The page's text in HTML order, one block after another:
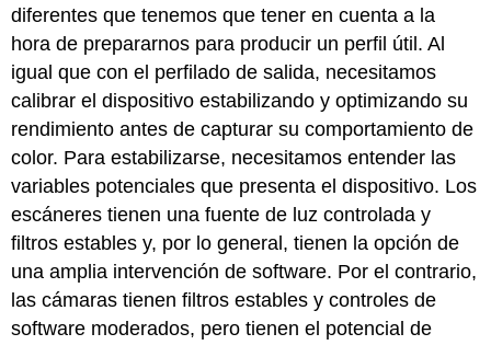
diferentes que tenemos que tener en cuenta a la
hora de prepararnos para producir un perfil útil. Al
igual que con el perfilado de salida, necesitamos
calibrar el dispositivo estabilizando y optimizando su
rendimiento antes de capturar su comportamiento de
color. Para estabilizarse, necesitamos entender las
variables potenciales que presenta el dispositivo. Los
escáneres tienen una fuente de luz controlada y
filtros estables y, por lo general, tienen la opción de
una amplia intervención de software. Por el contrario,
las cámaras tienen filtros estables y controles de
software moderados, pero tienen el potencial de